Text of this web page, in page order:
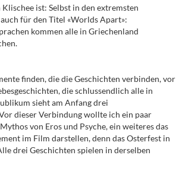
ist: Selbst in den extremsten
für den Titel «Worlds Apart»:
kommen alle in Griechenland
finden, die die Geschichten verbinden, vor
die schlussendlich alle in
sieht am Anfang drei
dieser Verbindung wollte ich ein paar
von Eros und Psyche, ein weiteres das
im Film darstellen, denn das Osterfest in
drei Geschichten spielen in derselben